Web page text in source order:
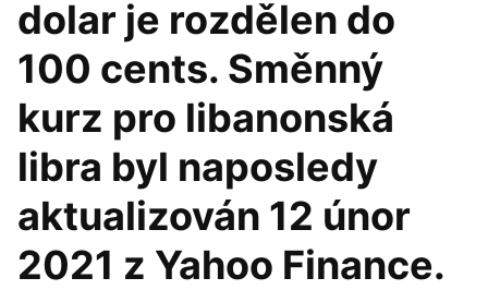
dolar je rozdělen do
100 cents. Směnný
kurz pro libanonská
libra byl naposledy
aktualizován 12 únor
2021 z Yahoo Finance.